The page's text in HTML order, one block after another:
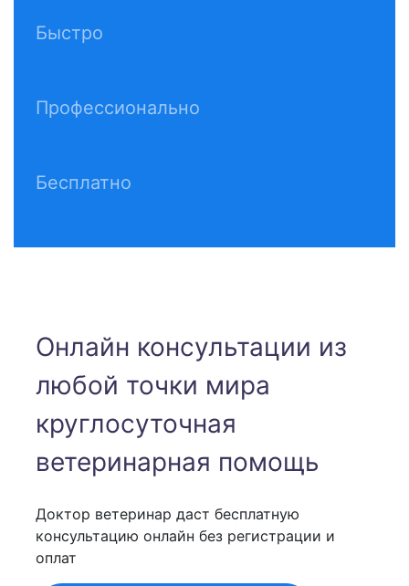
Быстро
Профессионально
Бесплатно
Онлайн консультации из
любой точки мира
круглосуточная
ветеринарная помощь
Доктор ветеринар даст бесплатную
консультацию онлайн без регистрации и
оплат